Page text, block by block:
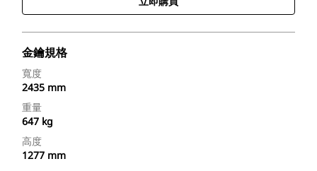
金鑰規格
寬度
2435 mm
重量
647 kg
高度
1277 mm